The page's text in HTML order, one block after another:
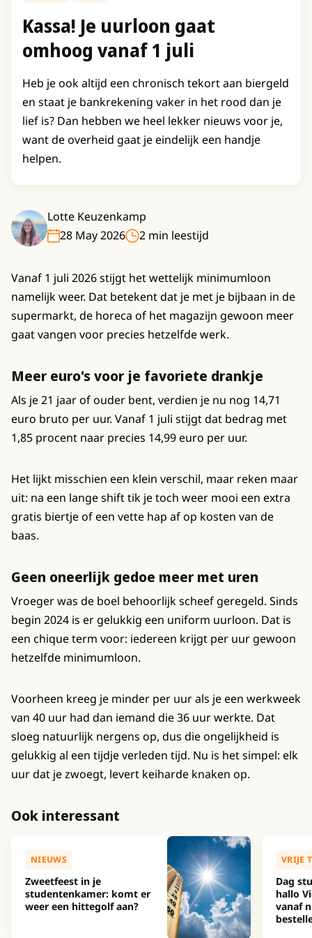
Kassa! Je uurloon gaat
omhoog vanaf 1 juli
Heb je ook altijd een chronisch tekort aan biergeld
en staat je bankrekening vaker in het rood dan je
lief is? Dan hebben we heel lekker nieuws voor je,
want de overheid gaat je eindelijk een handje
helpen.
Lotte Keuzenkamp
28 May 2026
2 min leestijd
Vanaf 1 juli 2026 stijgt het wettelijk minimumloon
namelijk weer. Dat betekent dat je met je bijbaan in de
supermarkt, de horeca of het magazijn gewoon meer
gaat vangen voor precies hetzelfde werk.
Meer euro's voor je favoriete drankje
Als je 21 jaar of ouder bent, verdien je nu nog 14,71
euro bruto per uur. Vanaf 1 juli stijgt dat bedrag met
1,85 procent naar precies 14,99 euro per uur.
Het lijkt misschien een klein verschil, maar reken maar
uit: na een lange shift tik je toch weer mooi een extra
gratis biertje of een vette hap af op kosten van de
baas.
Geen oneerlijk gedoe meer met uren
Vroeger was de boel behoorlijk scheef geregeld. Sinds
begin 2024 is er gelukkig een uniform uurloon. Dat is
een chique term voor: iedereen krijgt per uur gewoon
hetzelfde minimumloon.
Voorheen kreeg je minder per uur als je een werkweek
van 40 uur had dan iemand die 36 uur werkte. Dat
sloeg natuurlijk nergens op, dus die ongelijkheid is
gelukkig al een tijdje verleden tijd. Nu is het simpel: elk
uur dat je zwoegt, levert keiharde knaken op.
Ook interessant
NIEUWS
Zweetfeest in je
studentenkamer: komt er
weer een hittegolf aan?
VRIJE
Dag
hallo
vanaf